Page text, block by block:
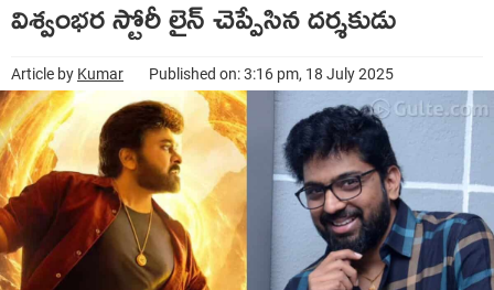
విశ్వంభర స్టోరీ లైన్ చెప్పేసిన దర్శకుడు
Article by Kumar Published on: 3:16 pm, 18 July 2025